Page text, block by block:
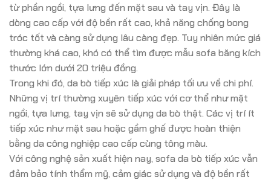
từ phần ngồi, tựa lưng đến mặt sau và tay vịn. Đây là
dòng cao cấp với độ bền rất cao, khả năng chống bong
tróc tốt và càng sử dụng lâu càng đẹp. Tuy nhiên mức giá
thường khá cao, khó có thể tìm được mẫu sofa băng kích
thước lớn dưới 20 triệu đồng.
Trong khi đó, da bò tiếp xúc là giải pháp tối ưu về chi phí.
Những vị trí thường xuyên tiếp xúc với cơ thể như mặt
ngồi, tựa lưng, tay vịn sẽ sử dụng da bò thật. Các vị trí ít
tiếp xúc như mặt sau hoặc gầm ghế được hoàn thiện
bằng da công nghiệp cao cấp cùng tông màu.
Với công nghệ sản xuất hiện nay, sofa da bò tiếp xúc vẫn
đảm bảo tính thẩm mỹ, cảm giác sử dụng và độ bền rất